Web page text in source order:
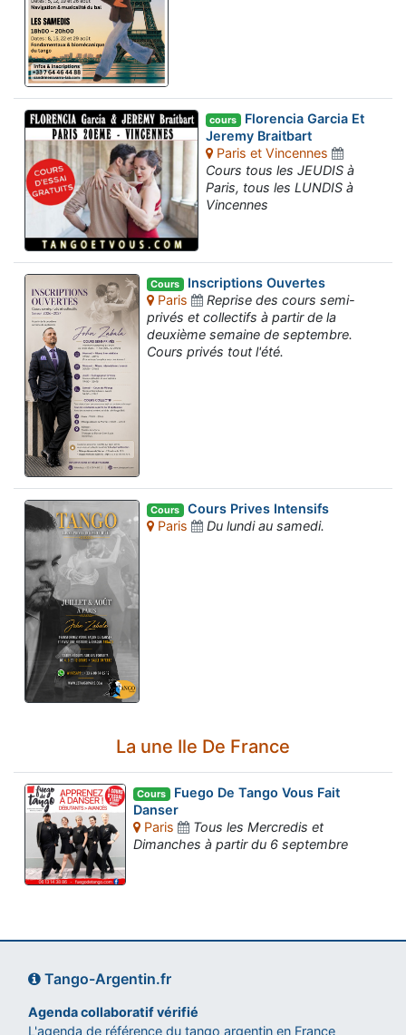
cours Florencia Garcia Et
Jeremy Braitbart
Paris et Vincennes
Cours tous les JEUDIS à
Paris, tous les LUNDIS à
Vincennes
Cours Inscriptions Ouvertes
Paris
Reprise des cours semi-
privés et collectifs à partir de la
deuxième semaine de septembre.
Cours privés tout l'été.
Cours Cours Prives Intensifs
Paris
Du lundi au samedi.
La une Ile De France
Cours Fuego De Tango Vous Fait
Danser
Paris
Tous les Mercredis et
Dimanches à partir du 6 septembre
Tango-Argentin.fr
Agenda collaboratif vérifié
L'agenda de référence du tango argentin en France